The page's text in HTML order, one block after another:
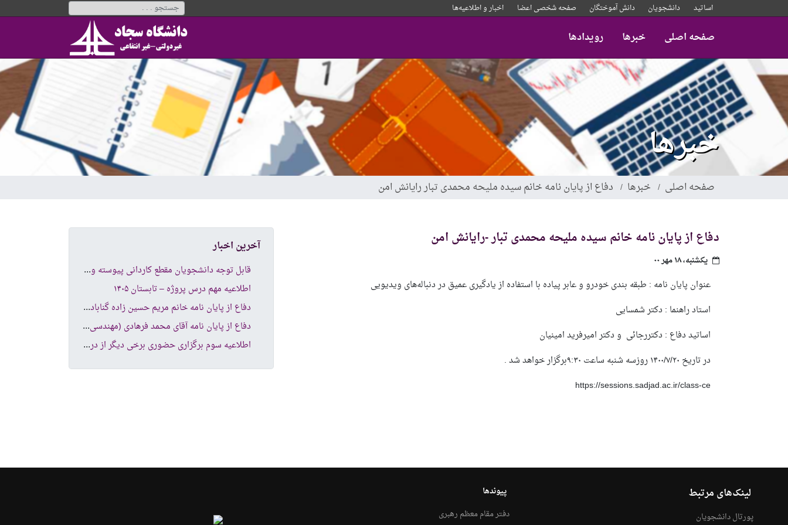
به
اساتید دانشجویان دانش آموختگان صفحه شخصی اعضا اخبار و‌ اطلاعیه‌ها
صفحه اصلی خبرها رویدادها
خبرها
صفحه اصلی خبرها دفاع از پایان نامه خانم سیده ملیحه محمدی تبار رایانش امن
دفاع از پایان نامه خانم سیده ملیحه محمدی تبار -رایانش امن
یکشنبه، ۱۸ مهر ۰۰
عنوان پایان نامه : طبقه بندی خودرو و عابر پیاده با استفاده از یادگیری عمیق در دنباله‌های ویدیویی
استاد راهنما : دکتر شمسایی
اساتید دفاع : دکتررجائی و دکتر امیرفرید امینیان
در تاریخ ۱۴۰۰/۷/۲۰ روزسه شنبه ساعت ۹:۳۰برگزار خواهد شد .
https://sessions.sadjad.ac.ir/class-ce
آخرین اخبار
قاب
ل توجه دانشجویان مقطع کاردانی پیوسته و کارشناسی ناپیوسته
اطلاعیه مهم درس پروژه – تابستان ۱۴۰۵
دفا
ع از پایان نامه خانم مریم حسین زاده گنابادی (مهندسی کامپیوتر نرم افزار )
دفا
ع از پایان نامه آقای محمد فرهادی (مهندسی کامپیوتر -شبکه های کامپیوتری )
اطل
اعیه سوم برگزاری حضوری برخی دیگر از دروس دانشکده کامپیوتر و فناوری اطلاعات
لینک‌های مرتبط
پورتال دانشجویان
پیوندها
دفتر مقام معظم رهبری